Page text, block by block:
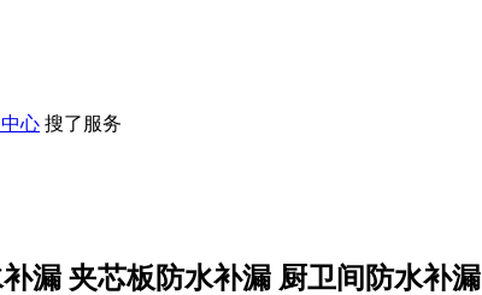
心 搜了服务
漏 夹芯板防水补漏 厨卫间防水补漏